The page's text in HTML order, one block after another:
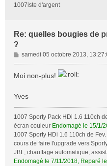
1007iste d'argent
Re: quelles bougies de
?
M
e
g
e
samedi 05 octobre 2013,
Moi non-plus!
Yves
1007 Sporty Pack HDi 1.6 110ch
écran couleur Endomagé le 15/1/
1007 Sporty HDi 1.6 110ch de
cours de faire l'upgrade vers
JBL, chauffage automatique,
Endomagé le 7/11/2018, Reparé